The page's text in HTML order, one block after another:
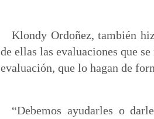
Klondy Ordoñez, también
de ellas las evaluaciones que
evaluación, que lo hagan de
“Debemos ayudarles o